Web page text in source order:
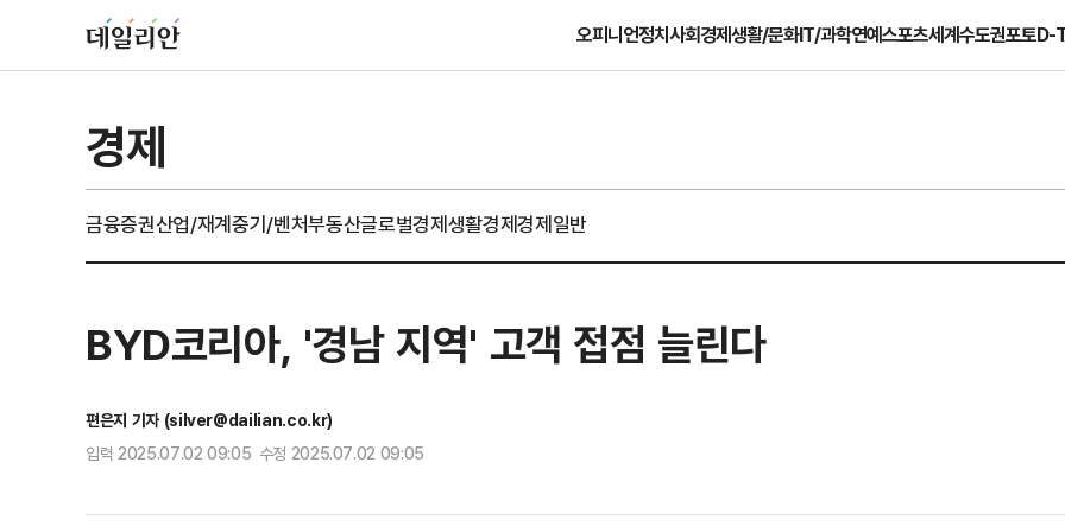
오피니언정치사회경제생활/문화IT/과학연예스포츠세계수도권포토D-
경제
금융증권산업/재계중기/벤처부동산글로벌경제생활경제경제일반
BYD코리아, '경남 지역' 고객 접점 늘린다
편은지 기자 (silver@dailian.co.kr)
입력 2025.07.02 09:05 수정 2025.07.02 09:05